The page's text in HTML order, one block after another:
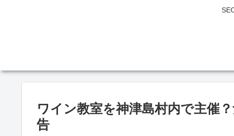
ワイン教室を神津島村内で主催
告